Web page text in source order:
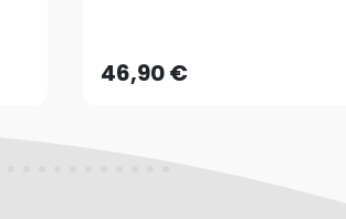
46,90 €AJOUTER AU PANIER